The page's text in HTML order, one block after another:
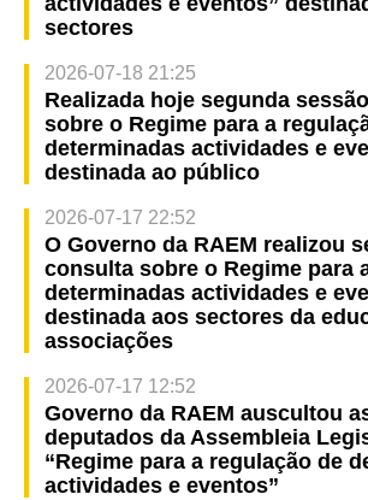
sectores
2026-07-18 21:25
Realizada hoje segunda
sobre o Regime para a
determinadas actividades e
destinada ao público
2026-07-17 22:52
O Governo da RAEM realizou
consulta sobre o Regime para
determinadas actividades e
destinada aos sectores da
associações
2026-07-17 12:52
Governo da RAEM auscultou
deputados da Assembleia
“Regime para a regulação de
actividades e eventos”